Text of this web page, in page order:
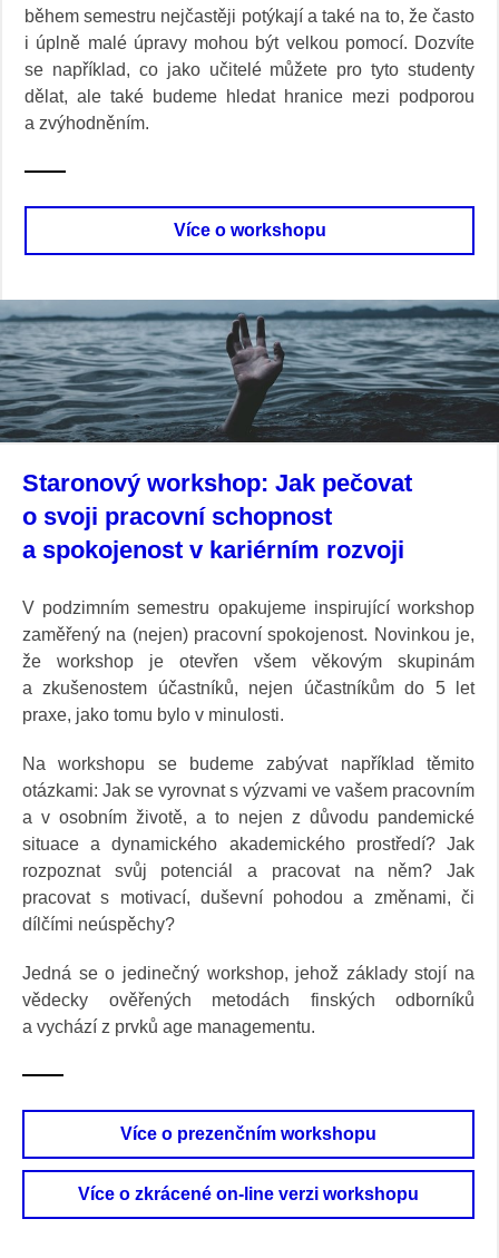
během semestru nejčastěji potýkají a také na to, že často
i úplně malé úpravy mohou být velkou pomocí. Dozvíte
se například, co jako učitelé můžete pro tyto studenty
dělat, ale také budeme hledat hranice mezi podporou
a zvýhodněním.
Více o workshopu
Staronový workshop: Jak pečovat
o svoji pracovní schopnost
a spokojenost v kariérním rozvoji
V podzimním semestru opakujeme inspirující workshop
zaměřený na (nejen) pracovní spokojenost. Novinkou je,
že workshop je otevřen všem věkovým skupinám
a zkušenostem účastníků, nejen účastníkům do 5 let
praxe, jako tomu bylo v minulosti.
Na workshopu se budeme zabývat například těmito
otázkami: Jak se vyrovnat s výzvami ve vašem pracovním
a v osobním životě, a to nejen z důvodu pandemické
situace a dynamického akademického prostředí? Jak
rozpoznat svůj potenciál a pracovat na něm? Jak
pracovat s motivací, duševní pohodou a změnami, či
dílčími neúspěchy?
Jedná se o jedinečný workshop, jehož základy stojí na
vědecky ověřených metodách finských odborníků
a vychází z prvků age managementu.
Více o prezenčním workshopu
Více o zkrácené on-line verzi workshopu